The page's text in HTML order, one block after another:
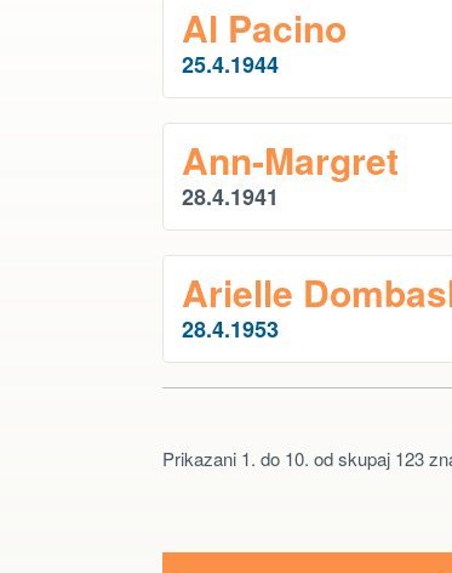
Al Pacino
25.4.1944
Ann-Margret
28.4.1941
Arielle
28.4.1953
Prikazani 1. do 10. od skupaj 123